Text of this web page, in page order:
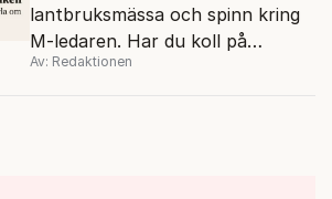
lantbruksmässa och spinn kring
M-ledaren. Har du koll på
veckans politiska snackisar?
Av: Redaktionen